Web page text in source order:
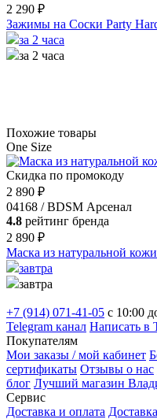
2 290 ₽
Зажимы на Cоски Party
за 2 часа
за 2 часа
Похожие товары
One Size
Скидка по промокоду
2 890 ₽
04168 / BDSM Арсенал
4.8 рейтинг бренда
2 890 ₽
Маска из натуральной
завтра
завтра
+7 (914) 071-41-05 c 10:00
Telegram канал Написать в
Покупателям
Мои заказы / мой кабинет
сертификаты Отзывы о нас
блог Лучший магазин
Сервис
Доставка и оплата